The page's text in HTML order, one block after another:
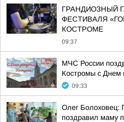
ГРАНДИОЗНЫЙ
ФЕСТИВАЛЯ
КОСТРОМЕ
09:37
МЧС России
Костромы с Днем
09:33
Олег Болоховец:
поздравил маму